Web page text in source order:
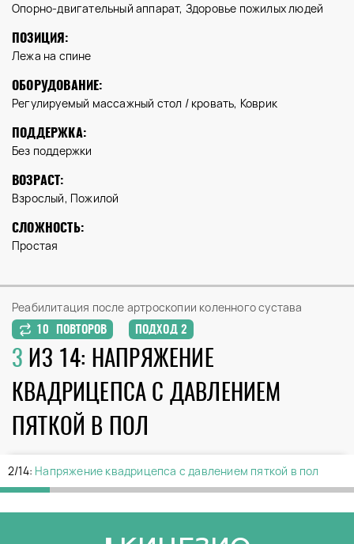
Опорно-двигательный аппарат, Здоровье пожилых людей
ПОЗИЦИЯ:
Лежа на спине
ОБОРУДОВАНИЕ:
Регулируемый массажный стол / кровать, Коврик
ПОДДЕРЖКА:
Без поддержки
ВОЗРАСТ:
Взрослый, Пожилой
СЛОЖНОСТЬ:
Простая
Реабилитация после артроскопии коленного сустава
10 ПОВТОРОВ ПОДХОД 2
3 ИЗ 14: НАПРЯЖЕНИЕ
КВАДРИЦЕПСА С ДАВЛЕНИЕМ
ПЯТКОЙ В ПОЛ
2/14: Напряжение квадрицепса с давлением пяткой в пол